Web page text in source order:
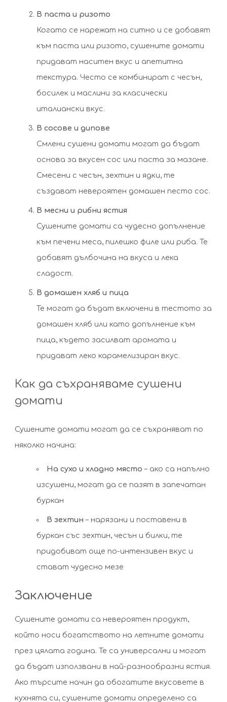
В паста и ризото
Когато се нарежат на ситно и се добавят
към паста или ризото, сушените домати
придават наситен вкус и апетитна
текстура. Често се комбинират с чесън,
босилек и маслини за класически
италиански вкус.
В сосове и дипове
Смлени сушени домати могат да бъдат
основа за вкусен сос или паста за мазане.
Смесени с чесън, зехтин и ядки, те
създават невероятен домашен песто сос.
В месни и рибни ястия
Сушените домати са чудесно допълнение
към печени меса, пилешко филе или риба. Те
добавят дълбочина на вкуса и лека
сладост.
В домашен хляб и пица
Те могат да бъдат включени в тестото за
домашен хляб или като допълнение към
пица, където засилват аромата и
придават леко карамелизиран вкус.
Как да съхраняваме сушени
домати
Сушените домати могат да се съхраняват по
няколко начина:
На сухо и хладно място – ако са напълно
изсушени, могат да се пазят в запечатан
буркан
В зехтин – нарязани и поставени в
буркан със зехтин, чесън и билки, те
придобиват още по-интензивен вкус и
стават чудесно мезе
Заключение
Сушените домати са невероятен продукт,
който носи богатството на летните домати
през цялата година. Те са универсални и могат
да бъдат използвани в най-разнообразни ястия.
Ако търсите начин да обогатите вкусовете в
кухнята си, сушените домати определено са